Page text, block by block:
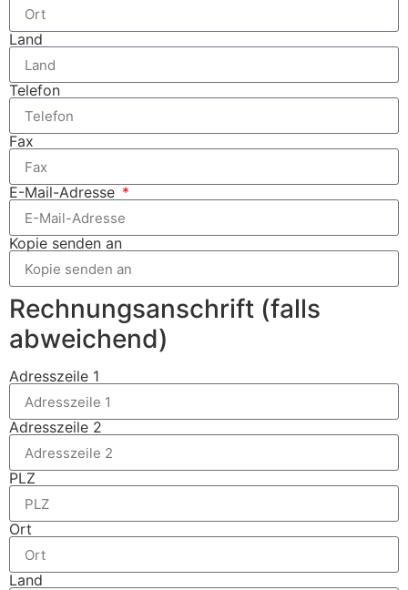
Land
Telefon
Fax
E-Mail-Adresse
Kopie senden an
Rechnungsanschrift (falls
abweichend)
Adresszeile 1
Adresszeile 2
PLZ
Ort
Land